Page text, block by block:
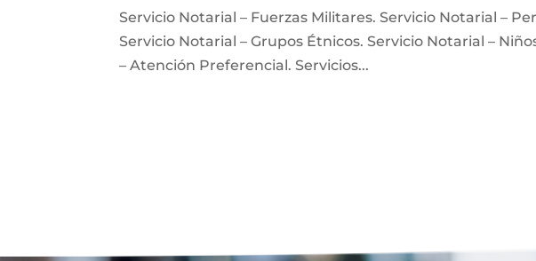
Servicio Notarial – Fuerzas Militares. Servicio Notarial –
Servicio Notarial – Grupos Étnicos. Servicio Notarial –
– Atención Preferencial. Servicios...